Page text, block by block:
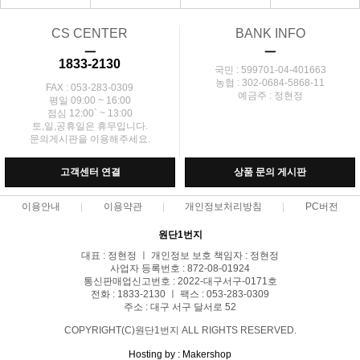
CS CENTER
ㅡ
1833-2130
FAX : 053-283-0309
평일 09:00 ~ 16:00
점심 12:00` ~ 13:00
토,일,공휴일은 휴무입니다.
문의게시판을 이용해주세요.
BANK INFO
ㅡ
국민 : 599701-04-401663
농협 : 302-0684-5868-11
예금주 : 정현정
고객센터 연결 상품 문의 게시판
이용안내 이용약관 개인정보처리방침 PC버전
원단1번지
대표 : 정현정 ㅣ 개인정보 보호 책임자 : 정현정
사업자 등록번호 : 872-08-01924
통신판매업신고번호 : 2022-대구서구-0171호
전화 : 1833-2130 ㅣ 팩스 : 053-283-0309
주소 : 대구 서구 달서로 52
COPYRIGHT(C)원단1번지 ALL RIGHTS RESERVED.
Hosting by : Makershop